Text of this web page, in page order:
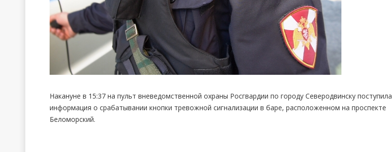
Накануне в 15:37 на пульт вневедомственной охраны Росгвардии по городу Северодвинску поступила
информация о срабатывании кнопки тревожной сигнализации в баре, расположенном на проспекте
Беломорский.